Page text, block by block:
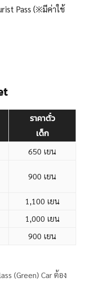
Pass (※มีค่าใช้
ราคาตั๋ว
เด็ก
650 เยน
900 เยน
1,100 เยน
1,000 เยน
900 เยน
(Green) Car ต้อง